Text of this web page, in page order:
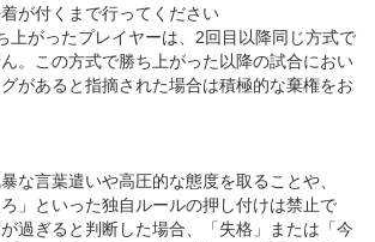
が付くまで行ってください
がったプレイヤーは、2回目以降同じ方式で
。この方式で勝ち上がった以降の試合におい
があると指摘された場合は積極的な棄権をお
な言葉遣いや高圧的な態度を取ることや、
ろ」といった独自ルールの押し付けは禁止で
過ぎると判断した場合、「失格」または「今